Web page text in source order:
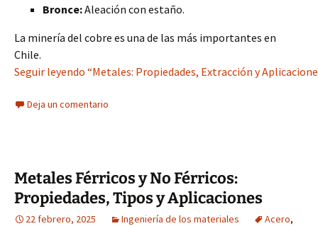
Bronce:Aleación con estaño.
La minería del cobre es una de las más importantes en
Chile.
Seguir leyendo “Metales: Propiedades, Extracción y
Deja un comentario
Metales Férricos y No Férricos:
Propiedades, Tipos y Aplicaciones
22 febrero, 2025 Ingeniería de los materiales Acero,